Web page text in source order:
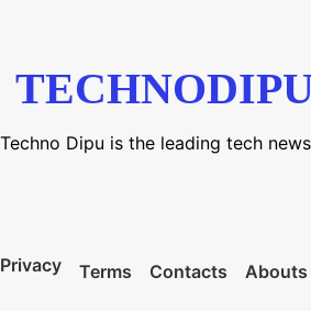
Techno Dipu is the leading tech
Privacy Terms Contacts Abouts